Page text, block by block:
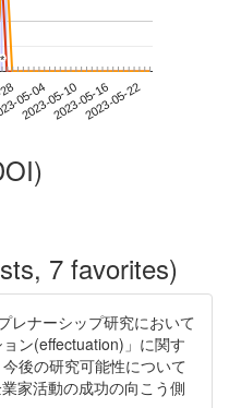
05-04
2023-05-102023-05-162023-05-22
*
*
7 favorites)
レナーシップ研究において
ン(effectuation)」に関す
後の研究可能性について
家活動の成功の向こう側